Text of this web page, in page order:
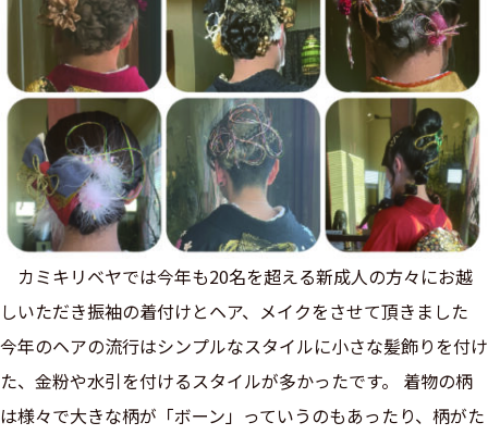
カミキリベヤでは今年も20名を超える新成人の方々にお越
しいただき振袖の着付けとヘア、メイクをさせて頂きました
今年のヘアの流行はシンプルなスタイルに小さな髪飾りを付け
た、金粉や水引を付けるスタイルが多かったです。 着物の柄
は様々で大きな柄が「ボーン」っていうのもあったり、柄がた